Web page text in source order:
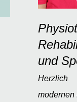
und
modernen